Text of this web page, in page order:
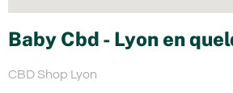
Baby Cbd - Lyon en
CBD Shop Lyon